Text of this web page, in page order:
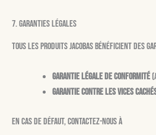
7. Garanties légales
Tous les produits Jacobas bénéficient des
Garantie légale de conformité
Garantie contre les vices
En cas de défaut, contactez-nous à